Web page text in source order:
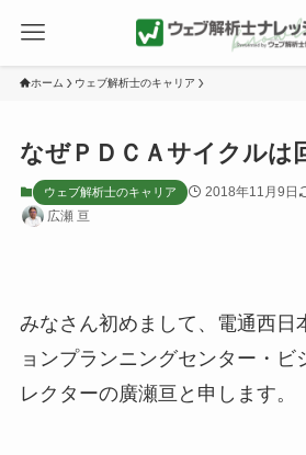
ホーム ウェブ解析士のキャリア
なぜＰＤＣＡサイクルは
ウェブ解析士のキャリア 2018年11月9日
広瀬 亘
みなさん初めまして、電通西日
ョンプランニングセンター・ビ
レクターの廣瀬亘と申します。